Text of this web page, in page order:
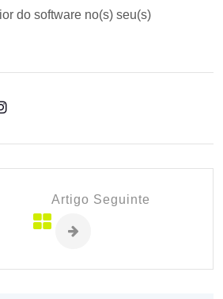
do software no(s) seu(s)
Artigo Seguinte